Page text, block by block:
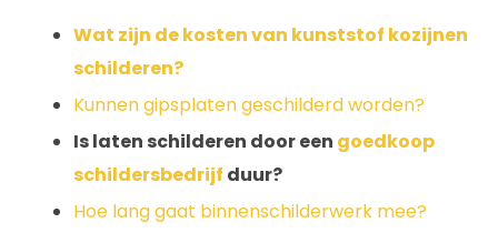
Wat zijn de kosten van kunststof kozijnen
schilderen?
Kunnen gipsplaten geschilderd worden?
Is laten schilderen door een goedkoop
schildersbedrijf duur?
Hoe lang gaat binnenschilderwerk mee?